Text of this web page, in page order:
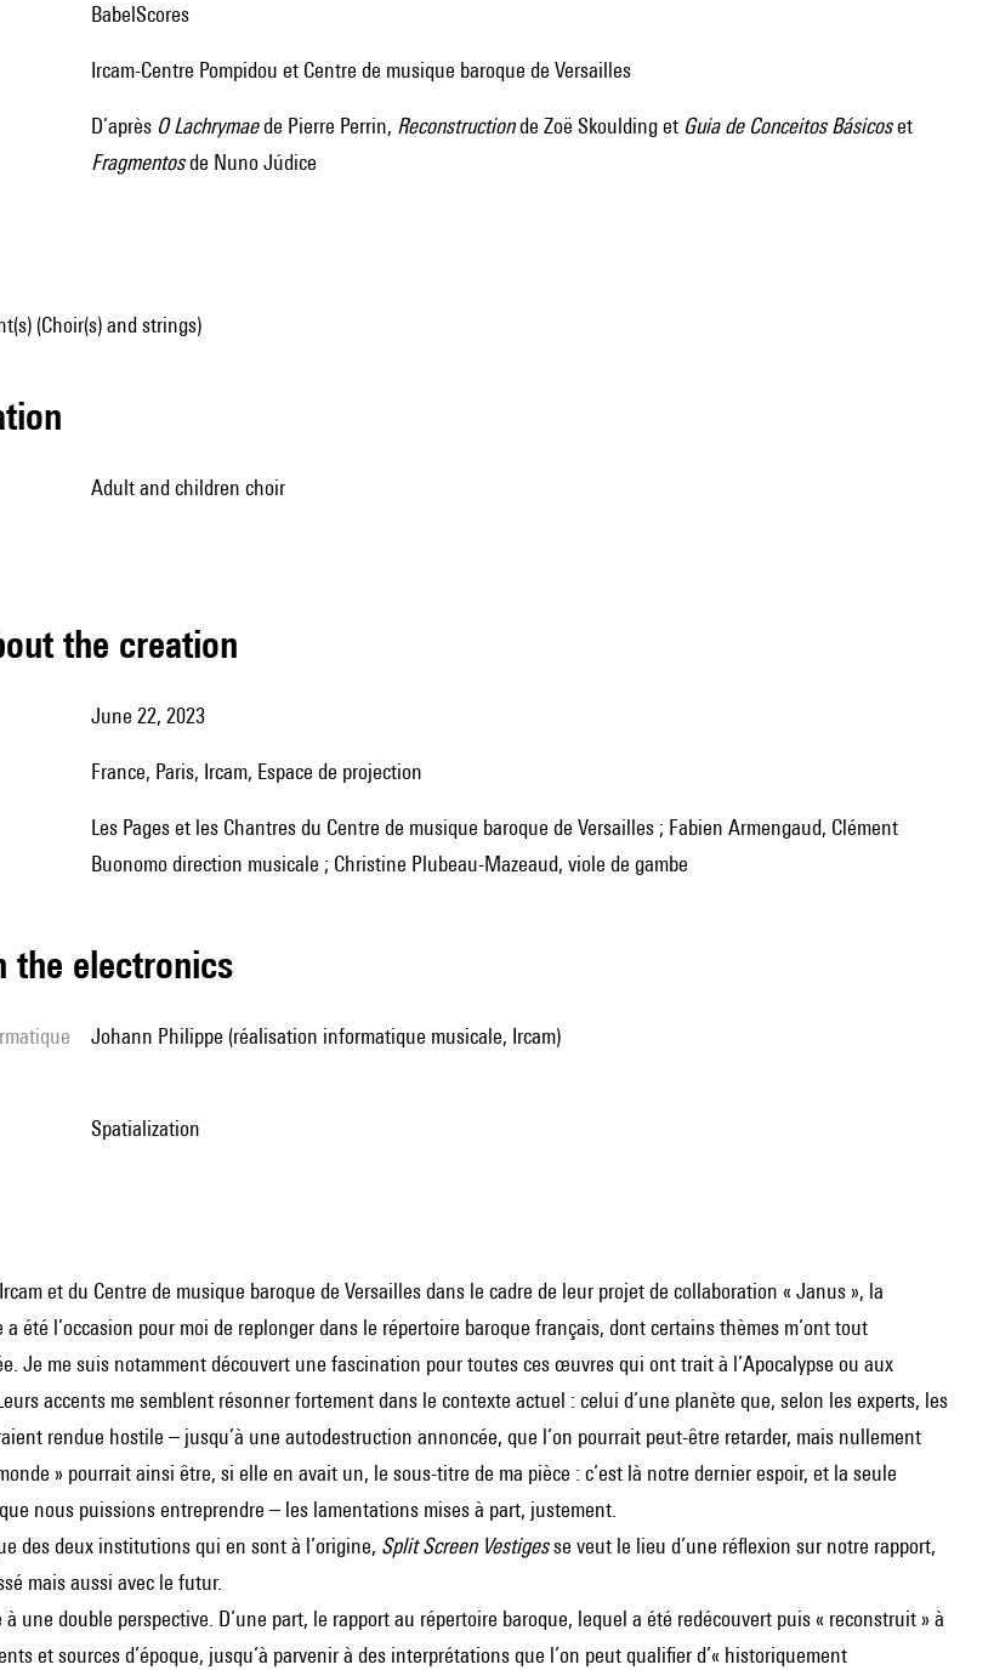
BabelScores
Ircam-Centre Pompidou et Centre de musique baroque de Versailles
d’après O Lachrymaede Pierre Perrin, Reconstructionde Zoë Skoulding et Guia de Conceitos Básicoset
Fragmentosde Nuno Júdice
(Choir(s) and strings)
adult and children choir
the creation
June 22, 2023
France, Paris, Ircam, Espace de projection
Les Pages et les Chantres du Centre de musique baroque de Versailles ; Fabien Armengaud, Clément
Buonomo direction musicale ; Christine Plubeau-Mazeaud, viole de gambe
the electronics
Johann Philippe (réalisation informatique musicale, Ircam)
spatialization
et du Centre de musique baroque de Versailles dans le cadre de leur projet de collaboration « Janus », la
été l’occasion pour moi de replonger dans le répertoire baroque français, dont certains thèmes m’ont tout
Je me suis notamment découvert une fascination pour toutes ces œuvres qui ont trait à l’Apocalypse ou aux
accents me semblent résonner fortement dans le contexte actuel : celui d’une planète que, selon les experts, les
rendue hostile – jusqu’à une autodestruction annoncée, que l’on pourrait peut-être retarder, mais nullement
» pourrait ainsi être, si elle en avait un, le sous-titre de ma pièce : c’est là notre dernier espoir, et la seule
nous puissions entreprendre – les lamentations mises à part, justement.
des deux institutions qui en sont à l’origine, Split Screen Vestigesse veut le lieu d’une réflexion sur notre rapport,
mais aussi avec le futur.
une double perspective. D’une part, le rapport au répertoire baroque, lequel a été redécouvert puis « reconstruit » à
et sources d’époque, jusqu’à parvenir à des interprétations que l’on peut qualifier d’« historiquement